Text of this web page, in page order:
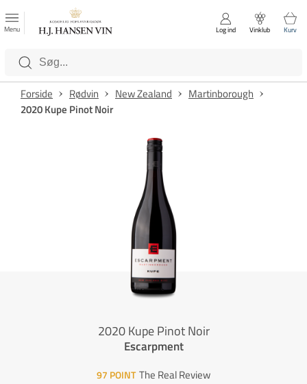
Luk
Kategorier
Menu Log ind Vinklub Kurv
Forside Rødvin New Zealand
Martinborough
2020 Kupe Pinot Noir
2020 Kupe Pinot Noir
Escarpment
97 POINT The Real Review